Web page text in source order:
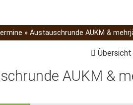
» Austauschrunde AUKM &
Übersicht
AUKM &